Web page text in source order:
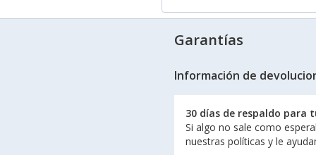
Garantías
Información de
30 días de respaldo para
Si algo no sale como
nuestras políticas y le